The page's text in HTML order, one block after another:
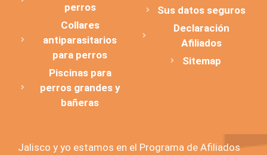
perros
Collares
antiparasitarios
para perros
Piscinas para
perros grandes y
bañeras
Sus datos seguros
Declaración
Afiliados
Sitemap
Jalisco y yo estamos en el Programa de Afiliados